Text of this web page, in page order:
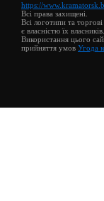
https://
Всі права захищені.
Всі логотипи та
є власністю їх власників.
Використання цього
прийняття умов Угода